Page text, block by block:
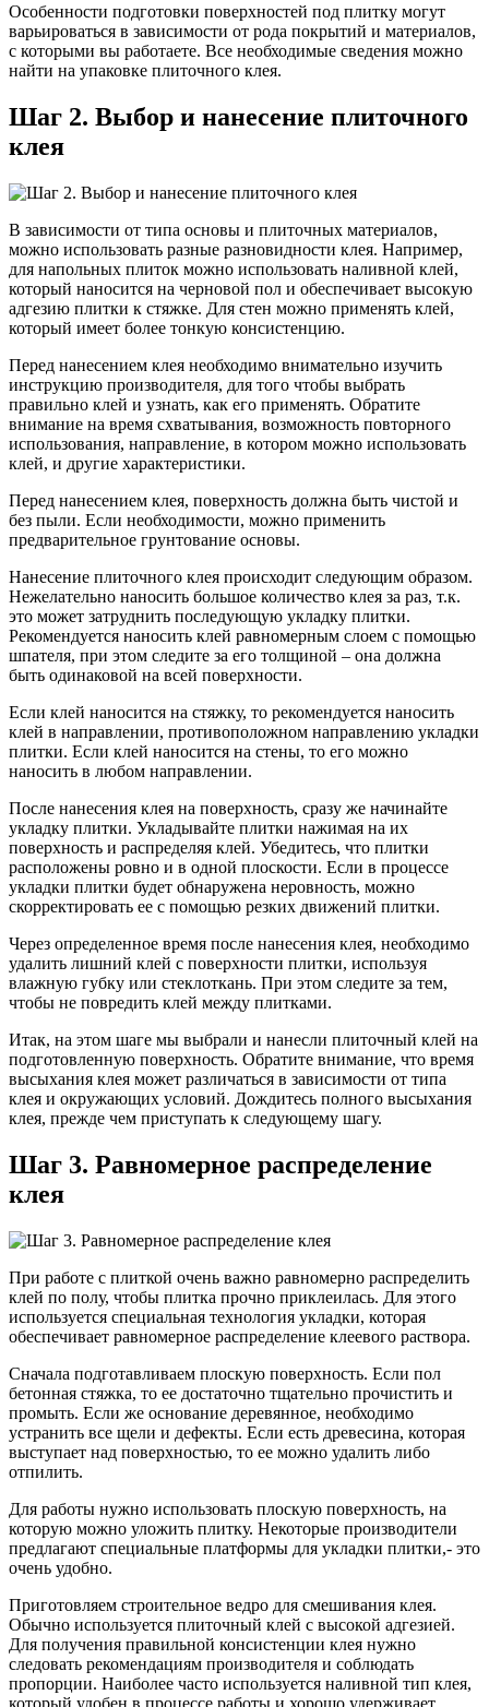
Особенности подготовки поверхностей под плитку могут
варьироваться в зависимости от рода покрытий и материалов,
с которыми вы работаете. Все необходимые сведения можно
найти на упаковке плиточного клея.
Шаг 2. Выбор и нанесение плиточного
клея
В зависимости от типа основы и плиточных материалов,
можно использовать разные разновидности клея. Например,
для напольных плиток можно использовать наливной клей,
который наносится на черновой пол и обеспечивает высокую
адгезию плитки к стяжке. Для стен можно применять клей,
который имеет более тонкую консистенцию.
Перед нанесением клея необходимо внимательно изучить
инструкцию производителя, для того чтобы выбрать
правильно клей и узнать, как его применять. Обратите
внимание на время схватывания, возможность повторного
использования, направление, в котором можно использовать
клей, и другие характеристики.
Перед нанесением клея, поверхность должна быть чистой и
без пыли. Если необходимости, можно применить
предварительное грунтование основы.
Нанесение плиточного клея происходит следующим образом.
Нежелательно наносить большое количество клея за раз, т.к.
это может затруднить последующую укладку плитки.
Рекомендуется наносить клей равномерным слоем с помощью
шпателя, при этом следите за его толщиной – она должна
быть одинаковой на всей поверхности.
Если клей наносится на стяжку, то рекомендуется наносить
клей в направлении, противоположном направлению укладки
плитки. Если клей наносится на стены, то его можно
наносить в любом направлении.
После нанесения клея на поверхность, сразу же начинайте
укладку плитки. Укладывайте плитки нажимая на их
поверхность и распределяя клей. Убедитесь, что плитки
расположены ровно и в одной плоскости. Если в процессе
укладки плитки будет обнаружена неровность, можно
скорректировать ее с помощью резких движений плитки.
Через определенное время после нанесения клея, необходимо
удалить лишний клей с поверхности плитки, используя
влажную губку или стеклоткань. При этом следите за тем,
чтобы не повредить клей между плитками.
Итак, на этом шаге мы выбрали и нанесли плиточный клей на
подготовленную поверхность. Обратите внимание, что время
высыхания клея может различаться в зависимости от типа
клея и окружающих условий. Дождитесь полного высыхания
клея, прежде чем приступать к следующему шагу.
Шаг 3. Равномерное распределение
клея
При работе с плиткой очень важно равномерно распределить
клей по полу, чтобы плитка прочно приклеилась. Для этого
используется специальная технология укладки, которая
обеспечивает равномерное распределение клеевого раствора.
Сначала подготавливаем плоскую поверхность. Если пол
бетонная стяжка, то ее достаточно тщательно прочистить и
промыть. Если же основание деревянное, необходимо
устранить все щели и дефекты. Если есть древесина, которая
выступает над поверхностью, то ее можно удалить либо
отпилить.
Для работы нужно использовать плоскую поверхность, на
которую можно уложить плитку. Некоторые производители
предлагают специальные платформы для укладки плитки,- это
очень удобно.
Приготовляем строительное ведро для смешивания клея.
Обычно используется плиточный клей с высокой адгезией.
Для получения правильной консистенции клея нужно
следовать рекомендациям производителя и соблюдать
пропорции. Наиболее часто используется наливной тип клея,
который удобен в процессе работы и хорошо удерживает